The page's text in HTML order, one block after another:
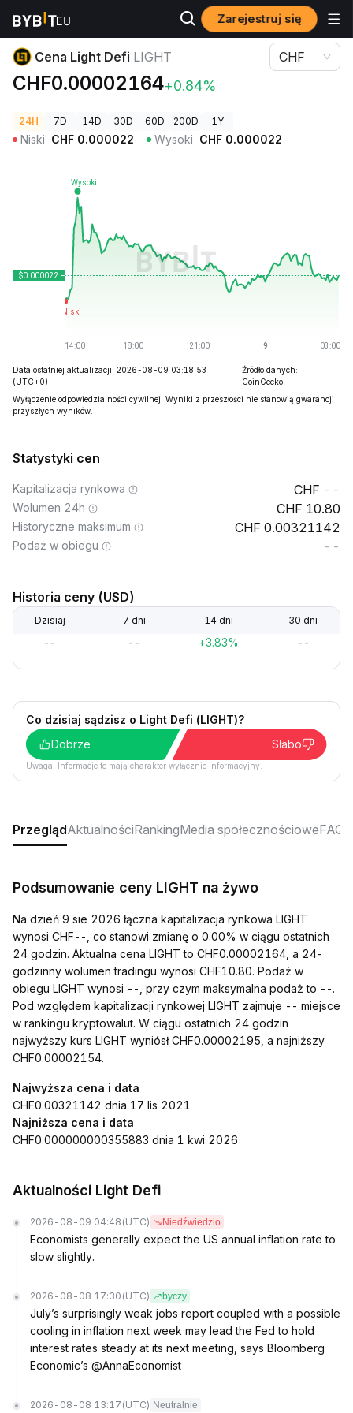
Zarejestruj się
Ceny kryptowalut Cena Light Defi LIGHT
Cena Light Defi LIGHT
CHF0.00002164+0.84%
CHF
24H 7D 14D 30D 60D 200D 1Y
Niski CHF 0.000022 Wysoki CHF 0.000022
Data ostatniej aktualizacji: 2026-08-09 03:18:53
(UTC+0)
Źródło danych:
CoinGecko
Wyłączenie odpowiedzialności cywilnej: Wyniki z przeszłości nie stanowią gwarancji
przyszłych wyników.
Statystyki cen
Kapitalizacja rynkowa --
Wolumen 24h 10.80
Historyczne maksimum 0.00321142
Podaż w obiegu --
Historia ceny (USD)
Dzisiaj 7 dni 14 dni 30 dni
-- -- +3.83% --
Co dzisiaj sądzisz o Light Defi (LIGHT)?
Dobrze
Słabo
Uwaga: Informacje te mają charakter wyłącznie informacyjny.
PrzeglądAktualnościRankingMedia społecznościoweFAQ
Podsumowanie ceny LIGHT na żywo
Na dzień 9 sie 2026 łączna kapitalizacja rynkowa LIGHT
wynosi CHF--, co stanowi zmianę o 0.00% w ciągu ostatnich
24 godzin. Aktualna cena LIGHT to CHF0.00002164, a 24-
godzinny wolumen tradingu wynosi CHF10.80. Podaż w
obiegu LIGHT wynosi --, przy czym maksymalna podaż to --.
Pod względem kapitalizacji rynkowej LIGHT zajmuje -- miejsce
w rankingu kryptowalut. W ciągu ostatnich 24 godzin
najwyższy kurs LIGHT wyniósł CHF0.00002195, a najniższy
CHF0.00002154.
Najwyższa cena i data
CHF0.00321142 dnia 17 lis 2021
Najniższa cena i data
CHF0.000000000355883 dnia 1 kwi 2026
Aktualności Light Defi
2026-08-09 04:48 (UTC) Niedźwiedzio
Economists generally expect the US annual inflation rate to
slow slightly.
2026-08-08 17:30 (UTC) byczy
July’s surprisingly weak jobs report coupled with a possible
cooling in inflation next week may lead the Fed to hold
interest rates steady at its next meeting, says Bloomberg
Economic’s @AnnaEconomist
2026-08-08 13:17 (UTC) Neutralnie